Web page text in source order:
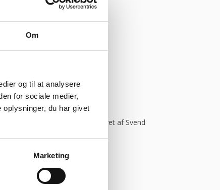
Om
og til at analysere
for sociale medier,
du har givet
Marketing
helt sikkert igen.”
Vurderet af Svend